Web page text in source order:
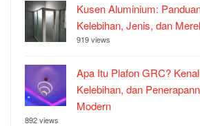
Kusen Aluminium:
Kelebihan, Jenis, dan
919 views
Apa Itu Plafon GRC?
Kelebihan, dan
Modern
892 views